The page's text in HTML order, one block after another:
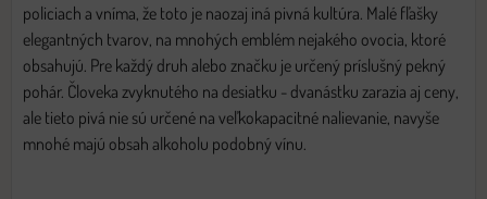
policiach a vníma, že toto je naozaj iná pivná kultúra. Malé fľašky
elegantných tvarov, na mnohých emblém nejakého ovocia, ktoré
obsahujú. Pre každý druh alebo značku je určený príslušný pekný
pohár. Človeka zvyknutého na desiatku - dvanástku zarazia aj ceny,
ale tieto pivá nie sú určené na veľkokapacitné nalievanie, navyše
mnohé majú obsah alkoholu podobný vínu.